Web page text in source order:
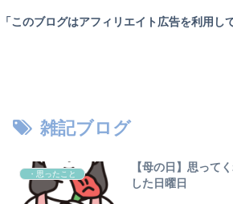
「このブログはアフィリエイト広告を利用し
雑記ブログ
・思ったこと
【母の日】思って
した日曜日